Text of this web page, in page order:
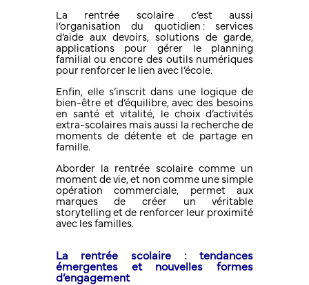
La rentrée scolaire c’est aussi
l’organisation du quotidien : services
d’aide aux devoirs, solutions de garde,
applications pour gérer le planning
familial ou encore des outils numériques
pour renforcer le lien avec l’école.
Enfin, elle s’inscrit dans une logique de
bien-être et d’équilibre, avec des besoins
en santé et vitalité, le choix d’activités
extra-scolaires mais aussi la recherche de
moments de détente et de partage en
famille.
Aborder la rentrée scolaire comme un
moment de vie, et non comme une simple
opération commerciale, permet aux
marques de créer un véritable
storytelling et de renforcer leur proximité
avec les familles.
La rentrée scolaire : tendances
émergentes et nouvelles formes
d’engagement